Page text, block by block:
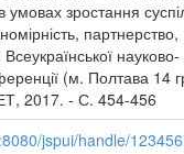
умовах зростання
партнерство,
науково-
(м. Полтава 14
2017. - С. 454-456
jspui/handle/